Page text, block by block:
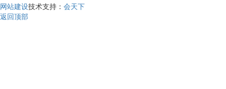
网站建设技术支持： 会天下
返回顶部